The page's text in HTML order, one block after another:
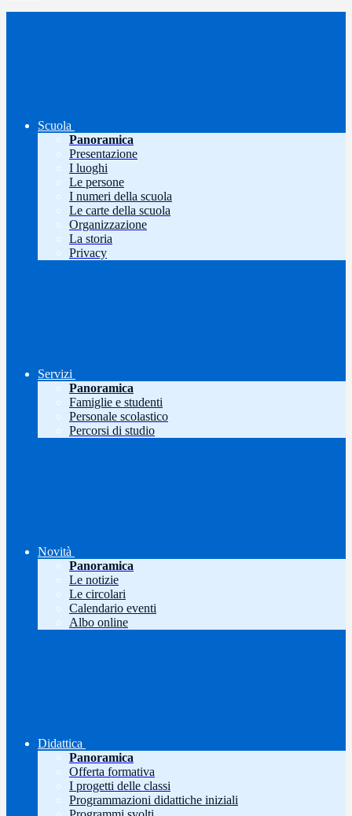
Scuola
Panoramica
Presentazione
I luoghi
Le persone
I numeri della scuola
Le carte della scuola
Organizzazione
La storia
Privacy
Servizi
Panoramica
Famiglie e studenti
Personale scolastico
Percorsi di studio
Novità
Panoramica
Le notizie
Le circolari
Calendario eventi
Albo online
Didattica
Panoramica
Offerta formativa
I progetti delle classi
Programmazioni didattiche iniziali